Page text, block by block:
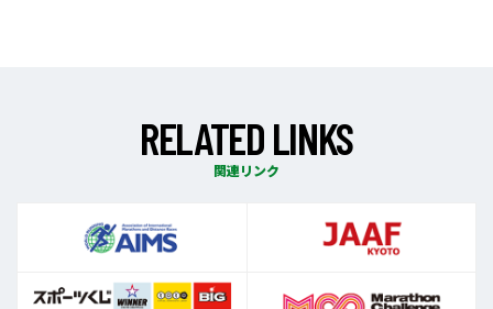
RELATEDLINKS
関連リンク